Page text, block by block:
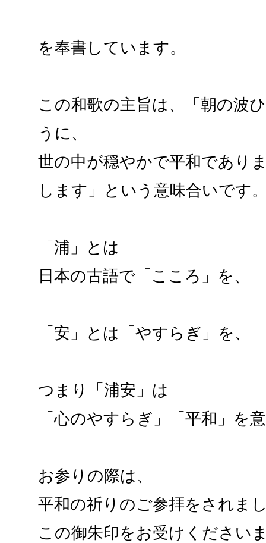
を奉書しています。
この和歌の主旨は、「朝の波
うに、
世の中が穏やかで平和であり
します」という意味合いです
「浦」とは
日本の古語で「こころ」を、
「安」とは「やすらぎ」を、
つまり「浦安」は
「心のやすらぎ」「平和」を
お参りの際は、
平和の祈りのご参拝をされま
この御朱印をお受けください